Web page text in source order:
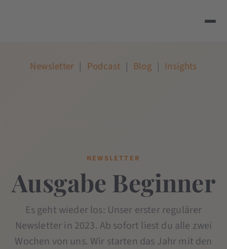
Newsletter | Podcast | Blog | Insights
NEWSLETTER
Ausgabe Beginner
Es geht wieder los: Unser erster regulärer
Newsletter in 2023. Ab sofort liest du alle zwei
Wochen von uns. Wir starten das Jahr mit den